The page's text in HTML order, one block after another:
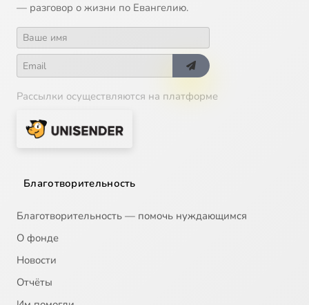
— разговор о жизни по Евангелию.
Рассылки осуществляются на платформе
Благотворительность
Благотворительность — помочь нуждающимся
О фонде
Новости
Отчёты